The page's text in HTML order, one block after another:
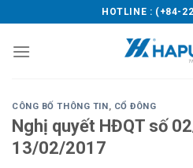
to
content
HOTLINE : (+84-
CÔNG BỐ THÔNG TIN, CỔ ĐÔNG
Nghị quyết HĐQT số
13/02/2017